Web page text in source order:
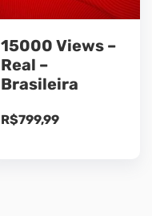
15000 Views –
Real –
Brasileira
R$799,99